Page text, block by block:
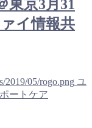
東京3月31
イ情報共
2019/05/rogo.png ユ
ートケア